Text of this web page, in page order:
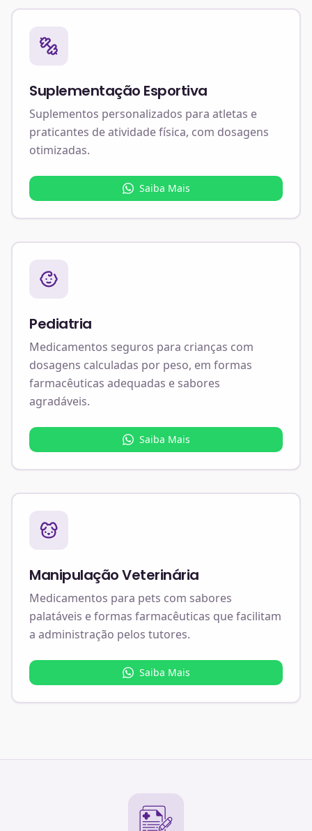
Suplementação Esportiva
Suplementos personalizados para atletas e
praticantes de atividade física, com dosagens
otimizadas.
Saiba Mais
Pediatria
Medicamentos seguros para crianças com
dosagens calculadas por peso, em formas
farmacêuticas adequadas e sabores
agradáveis.
Saiba Mais
Manipulação Veterinária
Medicamentos para pets com sabores
palatáveis e formas farmacêuticas que facilitam
a administração pelos tutores.
Saiba Mais